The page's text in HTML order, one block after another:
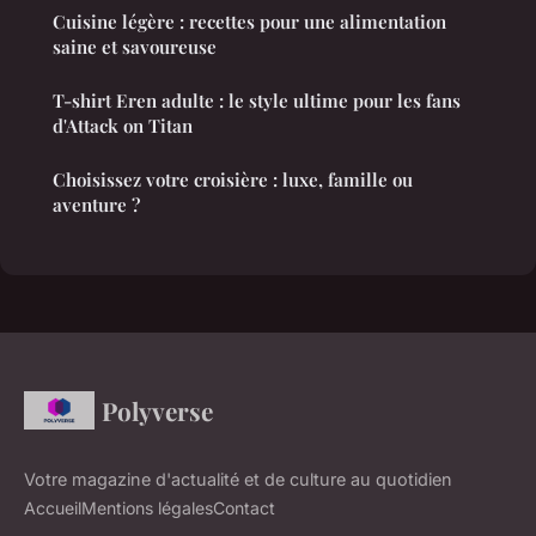
Cuisine légère : recettes pour une alimentation
saine et savoureuse
T-shirt Eren adulte : le style ultime pour les fans
d'Attack on Titan
Choisissez votre croisière : luxe, famille ou
aventure ?
Polyverse
Votre magazine d'actualité et de culture au quotidien
AccueilMentions légalesContact